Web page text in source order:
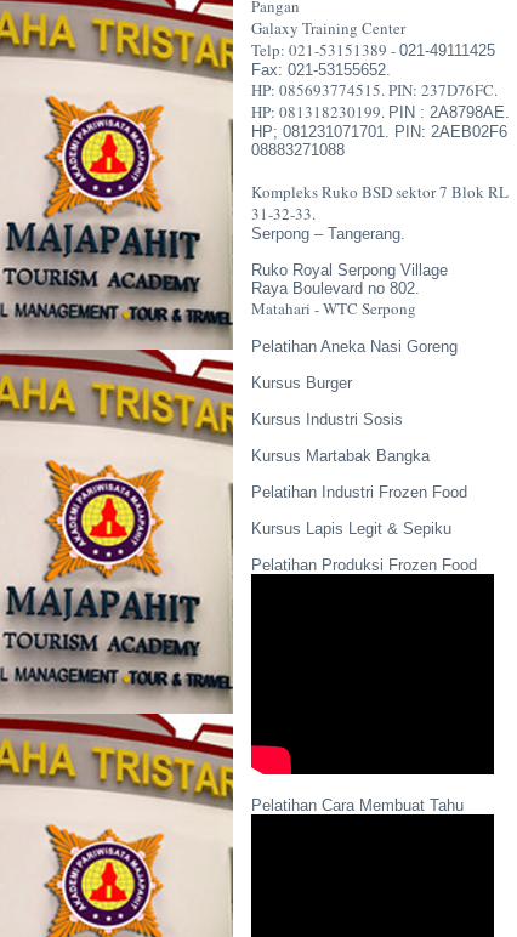
Pangan
Galaxy Training Center
Telp: 021-53151389 - 021-49111425
Fax: 021-53155652.
HP: 085693774515. PIN: 237D76FC.
HP: 081318230199. PIN : 2A8798AE.
HP; 081231071701. PIN: 2AEB02F6
08883271088
Kompleks Ruko BSD sektor 7 Blok RL
31-32-33.
Serpong – Tangerang.
Ruko Royal Serpong Village
Raya Boulevard no 802.
Matahari - WTC Serpong
Pelatihan Aneka Nasi Goreng
Kursus Burger
Kursus Industri Sosis
Kursus Martabak Bangka
Pelatihan Industri Frozen Food
Kursus Lapis Legit & Sepiku
Pelatihan Produksi Frozen Food
Pelatihan Cara Membuat Tahu